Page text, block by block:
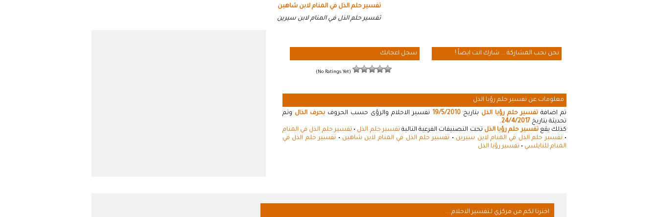
تفسير حلم الذل في المنام لابن شاهين
تفسير حلم الذل في المنام لابن سيرين
نحن نحب المشاركة ... شارك انت ايضاً ! سجل اعجابك
(No Ratings Yet)
معلومات عن تفسير حلم رؤيا الذل
تم اضافة تفسير حلم رؤيا الذل بتاريخ 19/5/2010 تفسير الاحلام والرؤى حسب الحروف بحرف الذال وتم
تحديثة بتاريخ 24/4/2017
.
كذلك يقعتفسير حلم رؤيا الذل تحت التصنيفات الفرعية التالية تفسير حلم الذل • تفسير حلم الذل في المنام
• تفسير حلم الذل في المنام لابن سيرين • تفسير حلم الذل في المنام لابن شاهين • تفسير حلم الذل في
المنام للنابلسي • تفسير رؤيا الذل
اخترنا لكم من مركزي لـتفسير الاحلام ...